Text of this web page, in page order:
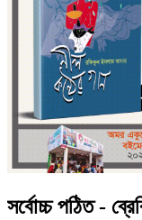
সর্বোচ্চ পঠিত -